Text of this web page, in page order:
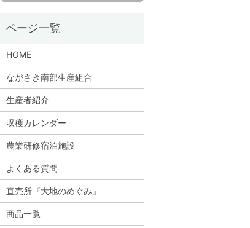
HOME
ながさき南部生産組合
生産者紹介
収穫カレンダー
農業研修宿泊施設
よくある質問
直売所『大地のめぐみ』
商品一覧